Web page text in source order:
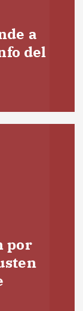
a
del
por